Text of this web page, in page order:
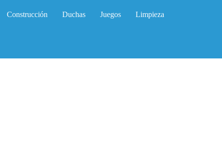
Construcción Duchas Juegos Limpieza